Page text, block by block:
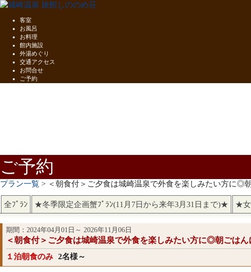
客室
お風呂
お料理
館内施設
外湯めぐり
交通アクセス
お問合せ
ご予約
ご予約
プラン一覧 > ＜朝食付＞ご夕食は城崎温泉で外食を楽しみたい方に◎
全ﾌﾟﾗﾝ ★冬季限定企画蟹ﾌﾟﾗﾝ(11月7日から来年3月31日まで)★ ★女
期間：2024年04月01日～ 2026年11月06日
＜朝食付＞ご夕食は城崎温泉で外食を楽しみたい方に◎朝ごは
１泊朝食のみ 2名様～